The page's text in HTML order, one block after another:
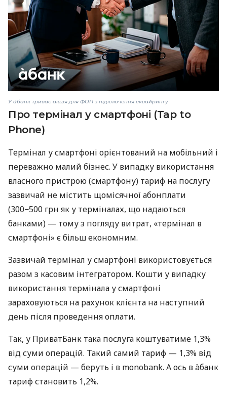
У àбанк триває акція для ФОП з підключення еквайрингу
Про термінал у смартфоні (Tap to
Phone)
Термінал у смартфоні орієнтований на мобільний і
переважно малий бізнес. У випадку використання
власного пристрою (смартфону) тариф на послугу
зазвичай не містить щомісячної абонплати
(300−500 грн як у терміналах, що надаються
банками) — тому з погляду витрат, «термінал в
смартфоні» є більш економним.
Зазвичай термінал у смартфоні використовується
разом з касовим інтегратором. Кошти у випадку
використання термінала у смартфоні
зараховуються на рахунок клієнта на наступний
день після проведення оплати.
Так, у ПриватБанк така послуга коштуватиме 1,3%
від суми операцій. Такий самий тариф — 1,3% від
суми операцій — беруть і в monobank. А ось в àбанк
тариф становить 1,2%.